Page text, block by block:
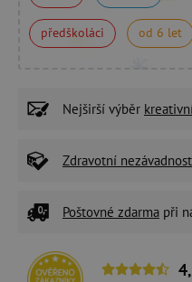
předškoláci od 6 let
Nejširší výběr
Zdravotní nezávadnost
Poštovné zdarma při